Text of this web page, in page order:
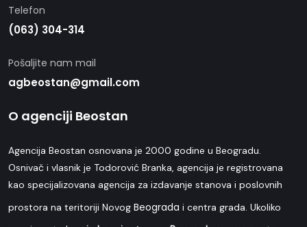
Telefon
(063) 304-314
Pošaljite nam mail
agbeostan@gmail.com
O agenciji Beostan
Agencija Beostan osnovana je 2000 godine u Beogradu.
Osnivač i vlasnik je Todorović Branka, agencija je registrovana
kao specijalizovana agencija za izdavanje stanova i poslovnih
prostora na teritoriji Novog Beograda i centra grada. Ukoliko